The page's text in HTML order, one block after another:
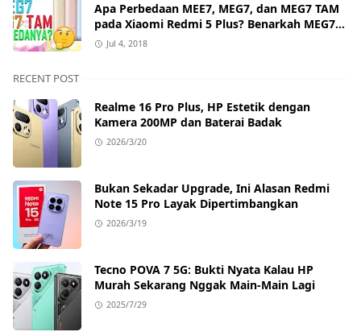
Apa Perbedaan MEE7, MEG7, dan MEG7 TAM
pada Xiaomi Redmi 5 Plus? Benarkah MEG7
TAM Tidak Bisa Unlock Bootloader?
Jul 4, 2018
RECENT POST
Realme 16 Pro Plus, HP Estetik dengan
Kamera 200MP dan Baterai Badak
2026/3/20
Bukan Sekadar Upgrade, Ini Alasan Redmi
Note 15 Pro Layak Dipertimbangkan
2026/3/19
Tecno POVA 7 5G: Bukti Nyata Kalau HP
Murah Sekarang Nggak Main-Main Lagi
2025/7/29